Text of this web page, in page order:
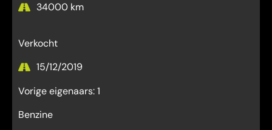
34000 km
Verkocht
15/12/2019
Vorige eigenaars: 1
Benzine